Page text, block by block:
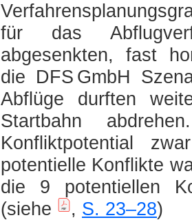
für das
abgesenkten, fast
die DFS GmbH
Abflüge durften
Startbahn
Konfliktpotential
potentielle Konflikte
die 9 potentiellen
(siehe
, S. 23–28)